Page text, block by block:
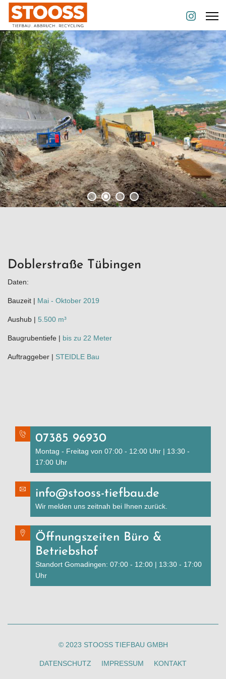
Doblerstraße Tübingen
Daten:
Bauzeit | Mai - Oktober 2019
Aushub | 5.500 m³
Baugrubentiefe | bis zu 22 Meter
Auftraggeber | STEIDLE Bau
07385 96930
Montag - Freitag von 07:00 - 12:00 Uhr | 13:30 -
17:00 Uhr
info@stooss-tiefbau.de
Wir melden uns zeitnah bei Ihnen zurück.
Öffnungszeiten Büro &
Betriebshof
Standort Gomadingen: 07:00 - 12:00 | 13:30 - 17:00
Uhr
© 2023 STOOSS TIEFBAU GMBH
DATENSCHUTZ IMPRESSUM KONTAKT